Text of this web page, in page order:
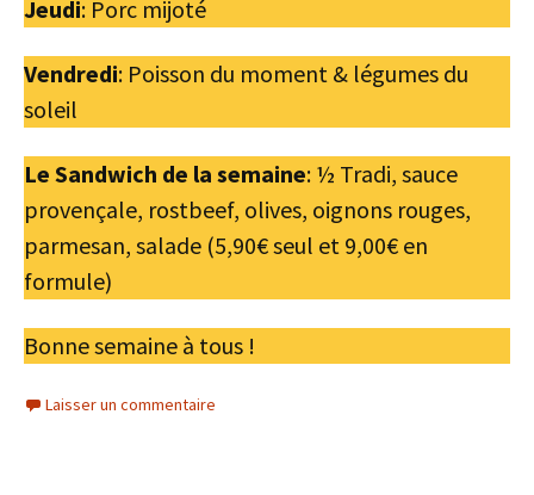
Jeudi: Porc mijoté
Vendredi: Poisson du moment & légumes du
soleil
Le Sandwich de la semaine: ½ Tradi, sauce
provençale, rostbeef, olives, oignons rouges,
parmesan, salade (5,90€ seul et 9,00€ en
formule)
Bonne semaine à tous !
Laisser un commentaire